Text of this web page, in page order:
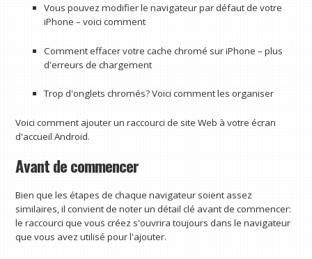
Vous pouvez modifier le navigateur par défaut de votre
iPhone – voici comment
Comment effacer votre cache chromé sur iPhone – plus
d'erreurs de chargement
Trop d'onglets chromés? Voici comment les organiser
Voici comment ajouter un raccourci de site Web à votre écran
d'accueil Android.
Avant de commencer
Bien que les étapes de chaque navigateur soient assez
similaires, il convient de noter un détail clé avant de commencer:
le raccourci que vous créez s'ouvrira toujours dans le navigateur
que vous avez utilisé pour l'ajouter.